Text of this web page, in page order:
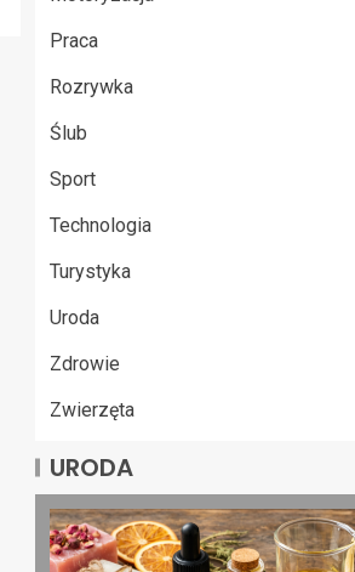
Praca
Rozrywka
Ślub
Sport
Technologia
Turystyka
Uroda
Zdrowie
Zwierzęta
URODA